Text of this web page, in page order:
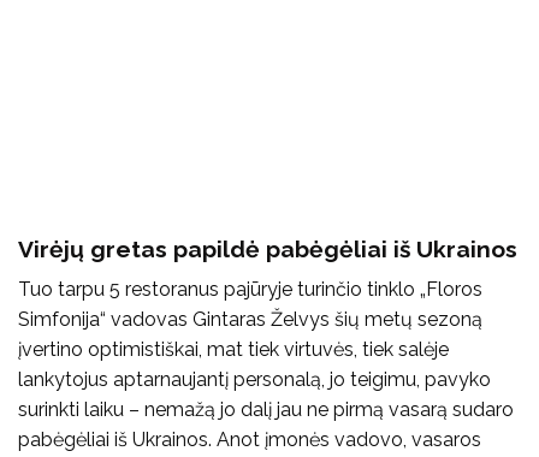
Virėjų gretas papildė pabėgėliai iš Ukrainos
Tuo tarpu 5 restoranus pajūryje turinčio tinklo „Floros
Simfonija“ vadovas Gintaras Želvys šių metų sezoną
įvertino optimistiškai, mat tiek virtuvės, tiek salėje
lankytojus aptarnaujantį personalą, jo teigimu, pavyko
surinkti laiku – nemažą jo dalį jau ne pirmą vasarą sudaro
pabėgėliai iš Ukrainos. Anot įmonės vadovo, vasaros